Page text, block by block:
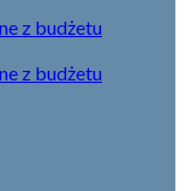
z budżetu
z budżetu